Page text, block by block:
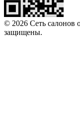
© 2026 Сеть салонов
защищены.